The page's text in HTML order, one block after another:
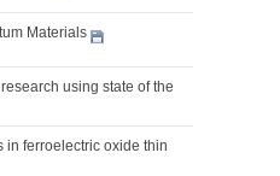
Materials
using state of the
in ferroelectric oxide thin